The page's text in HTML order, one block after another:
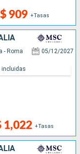
909 +Tasas
- Roma 05/12/2027
1,022 +Tasas
incluidas